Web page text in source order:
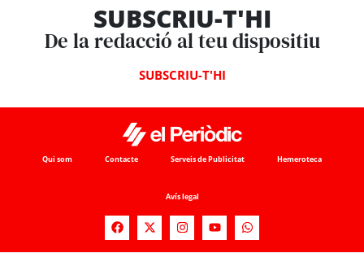
SUBSCRIU-T'HI
De la redacció al teu dispositiu
SUBSCRIU-T'HI
Qui som Contacte Serveis de Publicitat Hemeroteca
Avís legal